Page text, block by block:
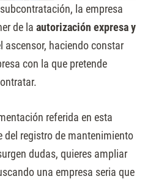
la empresa
de la autorización expresa y
ascensor, haciendo constar
con la que pretende
referida en esta
registro de mantenimiento
dudas, quieres ampliar
una empresa seria que